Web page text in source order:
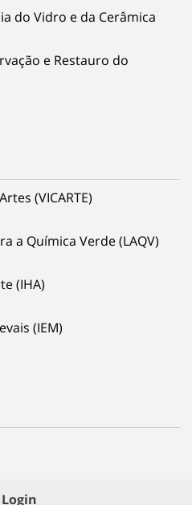
do Vidro e da Cerâmica
e Restauro do
(VICARTE)
a Química Verde (LAQV)
(IHA)
(IEM)
Login